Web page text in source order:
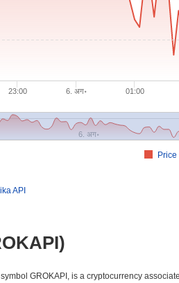
Price
23:00 6. अग॰ 01:00
6. अग॰
API
GROKAPI, is a cryptocurrency